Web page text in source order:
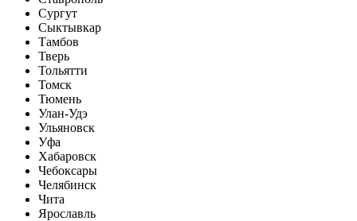
Сургут
Сыктывкар
Тамбов
Тверь
Тольятти
Томск
Тюмень
Улан-Удэ
Ульяновск
Уфа
Хабаровск
Чебоксары
Челябинск
Чита
Ярославль